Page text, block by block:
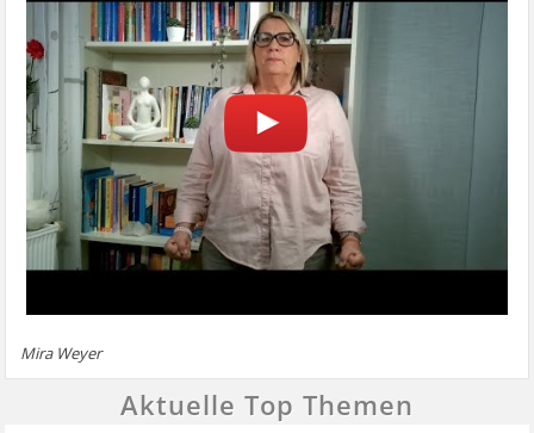
Mira Weyer
Aktuelle Top Themen